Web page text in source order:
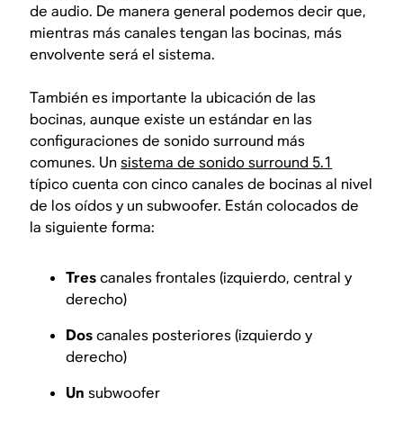
de audio. De manera general podemos decir que,
mientras más canales tengan las bocinas, más
envolvente será el sistema.
También es importante la ubicación de las
bocinas, aunque existe un estándar en las
configuraciones de sonido surround más
comunes. Unsistema de sonido surround 5.1
típico cuenta con cinco canales de bocinas al nivel
de los oídos y un subwoofer. Están colocados de
la siguiente forma:
Trescanales frontales (izquierdo, central y
derecho)
Doscanales posteriores (izquierdo y
derecho)
Un subwoofer